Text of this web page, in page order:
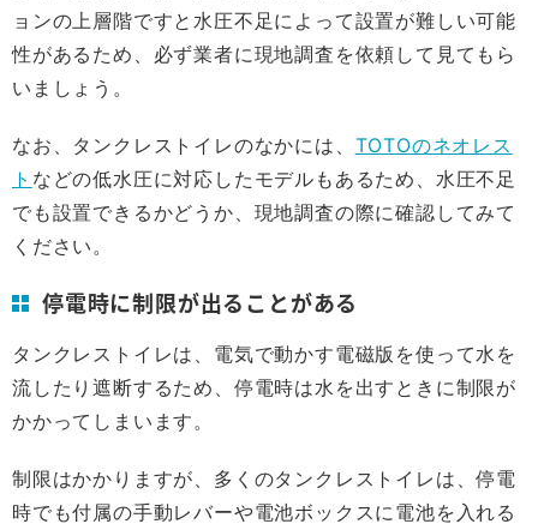
ョンの上層階ですと水圧不足によって設置が難しい可能
性があるため、必ず業者に現地調査を依頼して見てもら
いましょう。
なお、タンクレストイレのなかには、 TOTOのネオレス
ト などの低水圧に対応したモデルもあるため、水圧不足
でも設置できるかどうか、現地調査の際に確認してみて
ください。
停電時に制限が出ることがある
タンクレストイレは、電気で動かす電磁版を使って水を
流したり遮断するため、停電時は水を出すときに制限が
かかってしまいます。
制限はかかりますが、多くのタンクレストイレは、停電
時でも付属の手動レバーや電池ボックスに電池を入れる